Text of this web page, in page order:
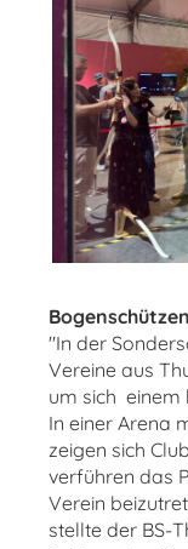
"In der
Vereine aus
um sich einem
In einer Arena
zeigen sich
verführen das
Verein
stellte der BS-